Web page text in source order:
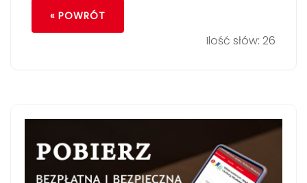
« POWRÓT
Ilość słów: 26